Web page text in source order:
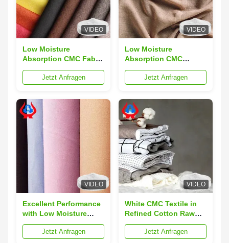
VIDEO
Low Moisture
Absorption CMC Fabric
Composites for
Modern Applications
Jetzt Anfragen
VIDEO
Low Moisture
Absorption CMC
Textile in White Made
from Refined Cotton
Control
Jetzt Anfragen
VIDEO
Excellent Performance
with Low Moisture
Absorption CMC
Woven Textiles and
Jetzt Anfragen
VIDEO
White CMC Textile in
Refined Cotton Raw
Material CAS 9004-32-4
for TextileJetzt Anfragen